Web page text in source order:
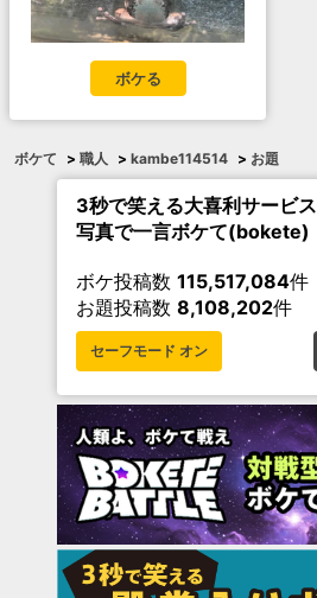
ボケる
ボケて > 職人 > kambe114514 > お題
3秒で笑える大喜利サービス
写真で一言ボケて(bokete)
ボケ投稿数 115,517,084件
お題投稿数 8,108,202件
セーフモード オン